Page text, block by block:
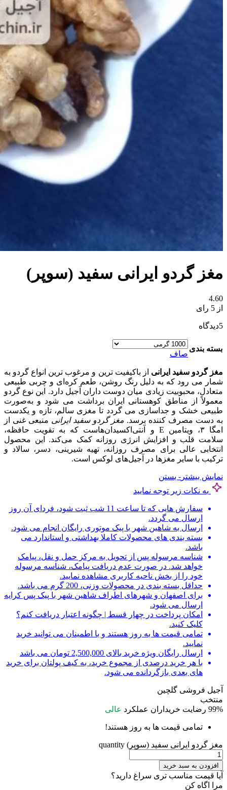
مغز گردو ایرانی سفید (سوپر)
4.60
از 5 رای
5دیدگاه
بسته بندی
صاف
مغز گردو سفید ایرانی از باکیفیت‌ ترین و مرغوب‌ ترین انواع گردو به
شمار می‌ رود که به دلیل رنگ روشن، طعم کره‌ای و چربی طبیعی
متعادل، محبوبیت زیادی میان دوست‌ داران آجیل دارد. این نوع گردو
معمولاً از مناطق کوهستانی ایران برداشت می‌ شود و به‌صورت
طبیعی خشک و جداسازی می‌ گردد تا مغزی سالم، تازه و یکدست
به دست مصرف‌ کننده برسد. مغز گردو سفید ایرانی منبعی غنی از
امگا ۳، ویتامین E و آنتی‌اکسیدان‌هاست که به تقویت حافظه،
سلامت قلب و افزایش انرژی روزانه کمک می‌کند. این محصول
انتخابی عالی برای مصرف روزانه، تهیه شیرینی، دسر، سالاد و
ترکیب با سایر مغزها در آجیل‌های لوکس است.
نمایش بیشتر - بستن
به نکات زیر توجه نمایید
سفارش هایی که تا ساعت 11 شب ثبت شود، فردای آن روز
ارسال می گردد.
ارسال به شاهین شهر با پیک موتوری رایگان انجام می شود.
بسته بندی های محصولات کاملا بهداشتی و استاندارد می
باشد.
شناسه مرسوله پس از تحویل به مرکز حمل و نقل، پیامک
خواهد شد. در صورت عدم دریافت پیامک، شناسه مرسوله
خود را از بخش ناحیه کاربری مشاهده نمایید.
حداقل بسته بندی در محصولات وزنی، 200 گرم می باشد.
برای اصفهان و شهرهای اطراف شاهین شهر با پیک پس کرایه
ارسال می شود.
امکان پرداخت در چهار قسط | چگونه اعتبار دریافت کنم؟
کلیک کنید.
تمامی قیمت ها به روز هستند و با اطمینان می توانید خرید
نمایید.
ارسال رایگان ویژه خرید بالای 2,500,000 تومان می باشد
با هر خرید درصدی از مجموع خرید، به کیف پولتان برای خرید
های بعدی بازگردانده می شود.
آجیل فروشی گلچین
منتخب
99% رضایت خریداران عملکرد عالی
تمامی قیمت ها به روز هستند!
مغز گردو ایرانی سفید (سوپر) quantity
افزودن به سبد خرید
آیا قیمت مناسب تری سراغ دارید؟
مرا اگاه کن